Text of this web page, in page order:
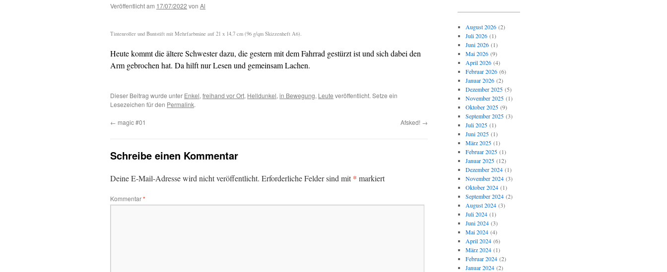
Veröffentlicht am 17/07/2022 von Al
Tintenroller und Buntstift mit Mehrfarbmine auf 21 x 14,7 cm (96 g/qm Skizzenheft A6).
Heute kommt die ältere Schwester dazu, die gestern mit dem Fahrrad gestürzt ist und sich dabei den
Arm gebrochen hat. Da hilft nur Lesen und gemeinsam Lachen.
Dieser Beitrag wurde unter Enkel, freihand vor Ort, Helldunkel, in Bewegung, Leute veröffentlicht. Setze ein
Lesezeichen für den Permalink.
← magic #01 Afsked! →
Schreibe einen Kommentar
Deine E-Mail-Adresse wird nicht veröffentlicht. Erforderliche Felder sind mit* markiert
Kommentar*
August 2026(2)
Juli 2026(1)
Juni 2026(1)
Mai 2026(9)
April 2026(4)
Februar 2026(6)
Januar 2026(2)
Dezember 2025(5)
November 2025(1)
Oktober 2025(9)
September 2025(3)
Juli 2025(1)
Juni 2025(1)
März 2025(1)
Februar 2025(1)
Januar 2025(12)
Dezember 2024(1)
November 2024(3)
Oktober 2024(1)
September 2024(2)
August 2024(3)
Juli 2024(1)
Juni 2024(3)
Mai 2024(4)
April 2024(6)
März 2024(1)
Februar 2024(2)
Januar 2024(2)